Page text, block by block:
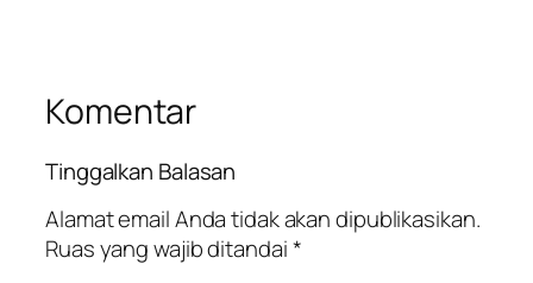
Komentar
Tinggalkan Balasan
Alamat email Anda tidak akan dipublikasikan.
Ruas yang wajib ditandai*